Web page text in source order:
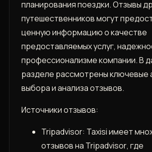
планирования поездки. Отзывы
путешественников могут
ценную информацию о качестве
предоставляемых услуг‚
профессионализме компании. В
разделе рассмотрены ключевые
выбора и анализа отзывов.
Источники отзывов:
Tripadvisor: Taxisi имеет
отзывов на Tripadvisor‚ где